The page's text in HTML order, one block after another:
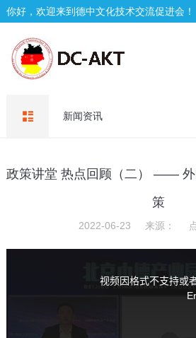
你好，欢迎来到德中文化技术交流促进会！
新闻资讯
政策讲堂 热点回顾（二） —— 外
策
2022-06-23 来源：